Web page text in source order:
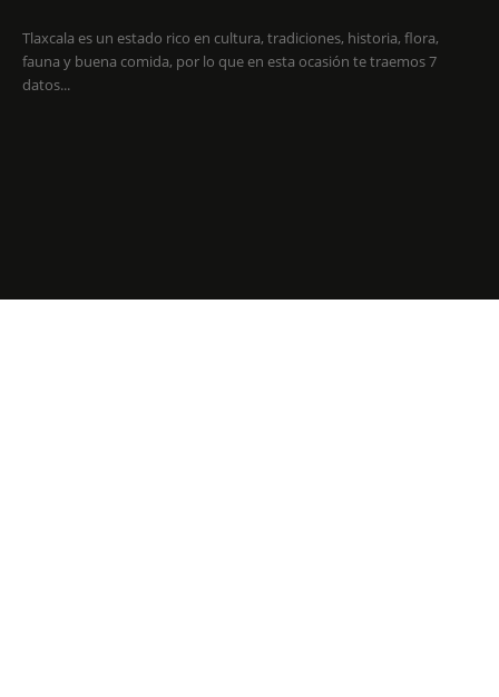
Tlaxcala es un estado rico en cultura, tradiciones, historia, flora,
fauna y buena comida, por lo que en esta ocasión te traemos 7
datos...